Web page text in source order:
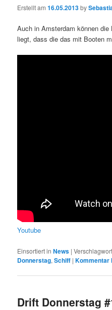
Erstellt am16.05.2013by
Auch in Amsterdam können
liegt, dass die das mit Booten
Youtube
Einsortiert in News |
Donnerstag,Schiff |Kommentar
Drift Donnerstag